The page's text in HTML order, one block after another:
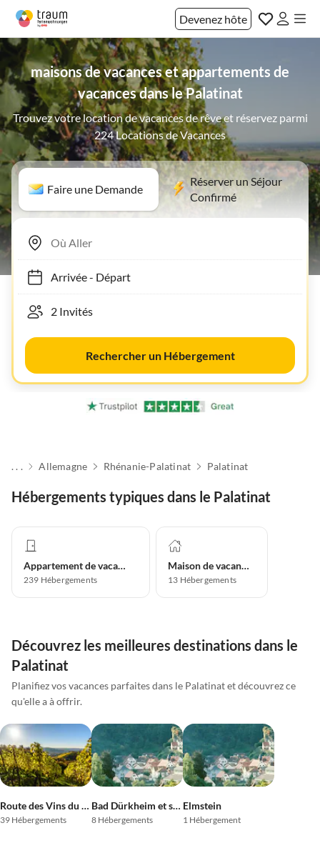
Devenez hôte
maisons de vacances et appartements de
vacances dans le Palatinat
Trouvez votre location de vacances de rêve et réservez parmi
224 Locations de Vacances
Faire une Demande
Réserver un Séjour
Confirmé
Arrivée- Départ
Rechercher un Hébergement
. . . Allemagne Rhénanie-Palatinat Palatinat
Hébergements typiques dans le Palatinat
Appartement de vacances
239 Hébergements
Maison de vacances
13 Hébergements
Découvrez les meilleures destinations dans le
Palatinat
Planifiez vos vacances parfaites dans le Palatinat et découvrez ce
qu'elle a à offrir.
Route des Vins du Sud
39 Hébergements
Bad Dürkheim et ses environs
8 Hébergements
Elmstein
1 Hébergement